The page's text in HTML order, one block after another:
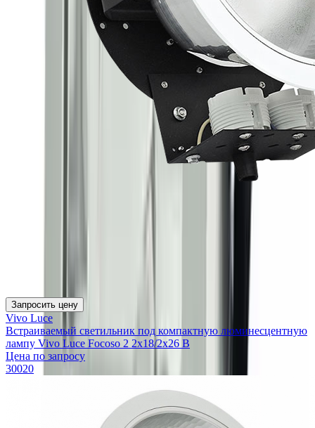
Запросить цену
Vivo Luce
Встраиваемый светильник под компактную люминесцентную
лампу Vivo Luce Focoso 2 2x18/2x26 B
Цена по запросу
30020